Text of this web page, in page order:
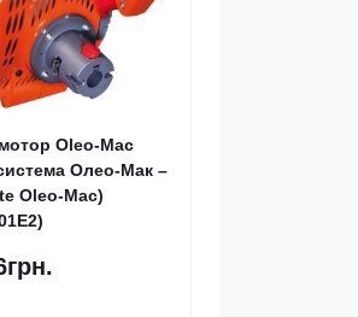
Oleo-Mac
Олео-Мак –
Oleo-Mac)